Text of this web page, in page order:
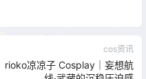
cos资讯
rioko凉凉子 Cosplay｜妄想航